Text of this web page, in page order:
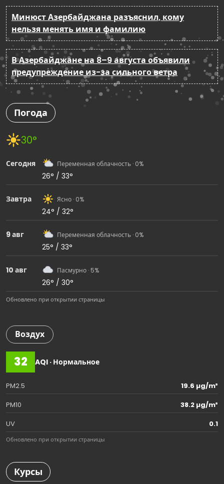
Минюст Азербайджана разъяснил, кому
нельзя менять имя и фамилию
В Азербайджане на 8–9 августа объявили
предупреждение из-за сильного ветра
Погода
30°
Сегодня Переменная облачность · 0%
26° / 33°
Завтра Ясно · 0%
24° / 32°
9 авг Переменная облачность · 0%
25° / 33°
10 авг Пасмурно · 5%
26° / 30°
Обновлено при открытии страницы
Воздух
32 AQI · Нормальное
PM2.5
19.6 µg/m³
PM10
38.2 µg/m³
UV
0.1
Обновлено при открытии страницы
Курсы